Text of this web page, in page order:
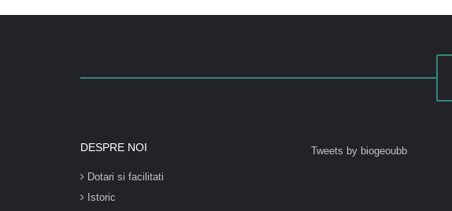
DESPRE NOI
Dotari si facilitati
Istoric
Tweets by biogeoubb